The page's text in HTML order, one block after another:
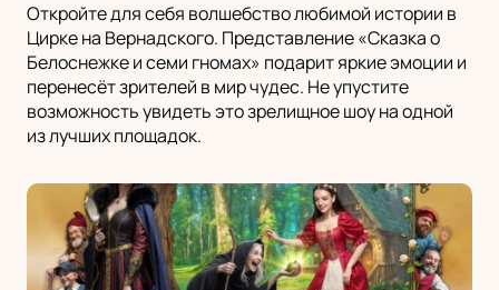
Откройте для себя волшебство любимой истории в
Цирке на Вернадского. Представление «Сказка о
Белоснежке и семи гномах» подарит яркие эмоции и
перенесёт зрителей в мир чудес. Не упустите
возможность увидеть это зрелищное шоу на одной
из лучших площадок.